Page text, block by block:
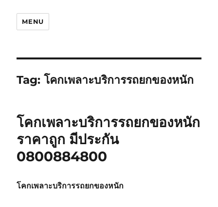
MENU
Tag:โคกเพลาะบริการรถยกของหนัก
โคกเพลาะบริการรถยกของหนัก
ราคาถูก มีประกัน
0800884800
โคกเพลาะบริการรถยกของหนัก